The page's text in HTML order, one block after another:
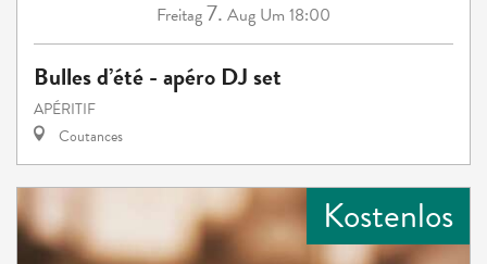
Freitag7. Aug Um 18:00
Bulles d’été - apéro DJ set
APÉRITIF
Coutances
Kostenlos